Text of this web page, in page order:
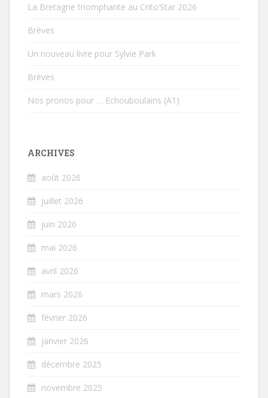
La Bretagne triomphante au Crito’Star 2026
Brèves
Un nouveau livre pour Sylvie Park
Brèves
Nos pronos pour … Echouboulains (A1)
ARCHIVES
août 2026
juillet 2026
juin 2026
mai 2026
avril 2026
mars 2026
février 2026
janvier 2026
décembre 2025
novembre 2025